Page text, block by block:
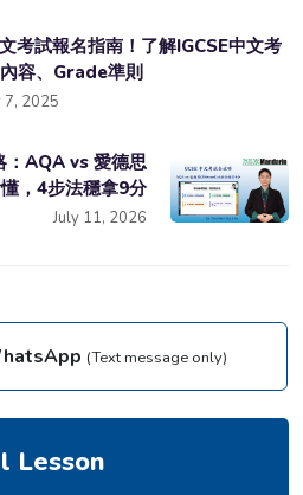
考試報名指南！了解IGCSE中文考
容、Grade準則
7, 2025
：AQA vs 愛德思
，4步法穩拿9分
July 11, 2026
(Text message only)
Lesson